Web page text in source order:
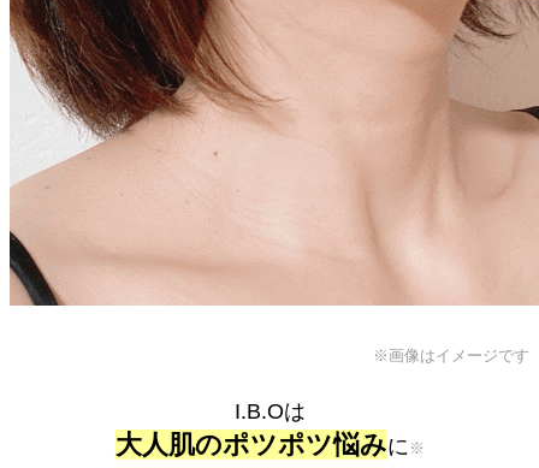
※画像はイメージです
I.B.Oは
大人肌のポツポツ悩みに ※